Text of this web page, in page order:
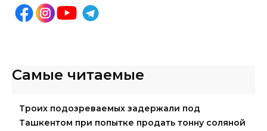
Самые читаемые
Троих подозреваемых задержали под
Ташкентом при попытке продать тонну соляной